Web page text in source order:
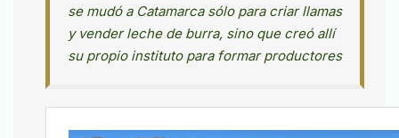
se mudó a Catamarca sólo para criar llamas
y vender leche de burra, sino que creó allí
su propio instituto para formar productores